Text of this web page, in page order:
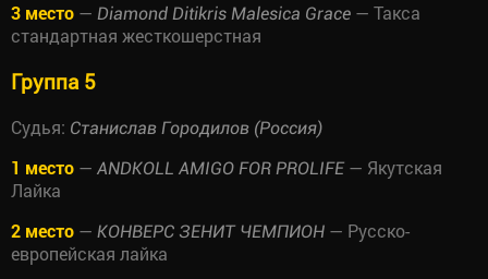
3 место — Diamond Ditikris Malesica Grace — Такса
стандартная жесткошерстная
Группа 5
Судья: Станислав Городилов (Россия)
1 место — ANDKOLL AMIGO FOR PROLIFE — Якутская
Лайка
2 место — КОНВЕРС ЗЕНИТ ЧЕМПИОН — Русско-
европейская лайка